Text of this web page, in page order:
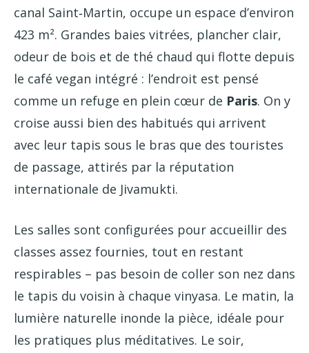
canal Saint‑Martin, occupe un espace d’environ
423 m². Grandes baies vitrées, plancher clair,
odeur de bois et de thé chaud qui flotte depuis
le café vegan intégré : l’endroit est pensé
comme un refuge en plein cœur de Paris. On y
croise aussi bien des habitués qui arrivent
avec leur tapis sous le bras que des touristes
de passage, attirés par la réputation
internationale de Jivamukti.
Les salles sont configurées pour accueillir des
classes assez fournies, tout en restant
respirables – pas besoin de coller son nez dans
le tapis du voisin à chaque vinyasa. Le matin, la
lumière naturelle inonde la pièce, idéale pour
les pratiques plus méditatives. Le soir,